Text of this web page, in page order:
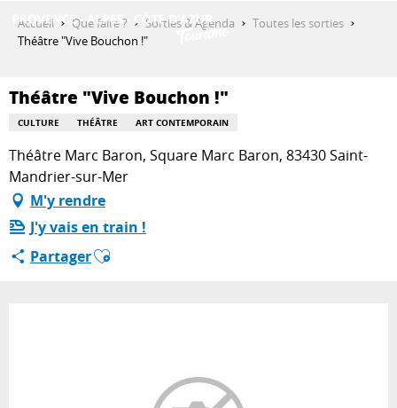
QUE FAIRE ?
SÉJOURNER
Accueil Que faire ? Sorties & Agenda
Toutes les sorties
Théâtre "Vive Bouchon !"
Théâtre "Vive Bouchon !"
CULTURE THÉÂTRE ART CONTEMPORAIN
Théâtre Marc Baron, Square Marc Baron, 83430 Saint-
Mandrier-sur-Mer
M'y rendre
J'y vais en train !
PartagerAjouter aux favoris